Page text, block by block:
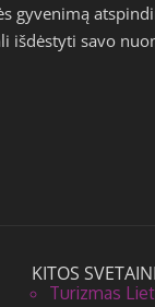
gyvenimą
išdėstyti savo
KITOS
Turizmas